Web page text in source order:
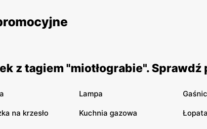
z tagiem "miotłograbie".
Lampa
na krzesło Kuchnia gazowa Łopata